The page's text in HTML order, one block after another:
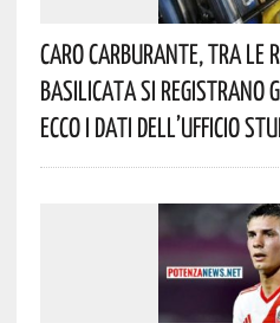
Caro Carburante, Tra Le
Basilicata Si Registrano
Ecco I Dati Dell’Ufficio